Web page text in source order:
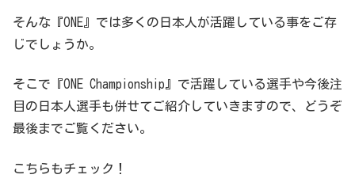
そんな『ONE』では多くの日本人が活躍している事をご存
じでしょうか。
そこで『ONE Championship』で活躍している選手や今後注
目の日本人選手も併せてご紹介していきますので、どうぞ
最後までご覧ください。
こちらもチェック！